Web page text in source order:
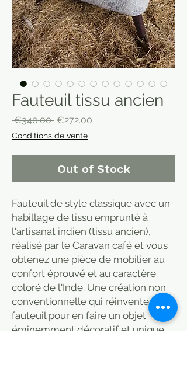
Fauteuil tissu ancien
€340.00 Regular
Price
€272.00
Conditions de vente
Out of Stock
Fauteuil de style classique avec un
habillage de tissu emprunté à
l'artisanat indien (tissu ancien),
réalisé par le Caravan café et vous
obtenez une pièce de mobilier au
confort éprouvé et au caractère
coloré de l'Inde. Une création non
conventionnelle qui réinvente le
fauteuil pour en faire un objet
éminemment décoratif et unique